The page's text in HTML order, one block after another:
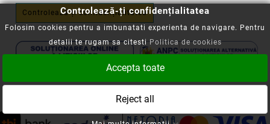
Controlează-ți confidențialitatea
Copyright © 2008-2026 - Cartuseria.ro
Politica SOL
Controlează-ți confidențialitatea
Folosim cookies pentru a imbunatati experienta de navigare. Pentru
detalii te rugam sa citestiPolitica de cookies
Accepta toate
Reject all